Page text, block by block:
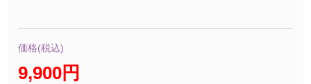
価格(税込)
9,900円